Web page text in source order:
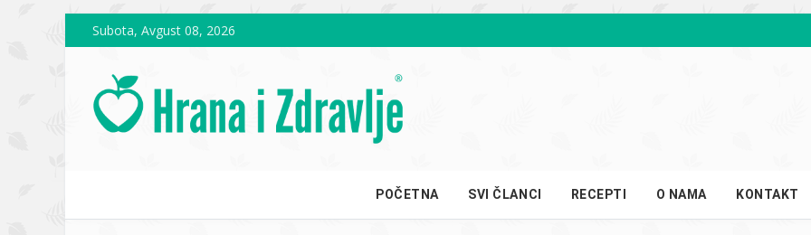
Skip to main contentSubota, Avgust 08, 2026
POČETNA SVI ČLANCI RECEPTI O NAMA KONTAKT